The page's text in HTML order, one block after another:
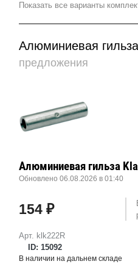
Показать все варианты
Алюминиевая гильза
предложения
Арт. klk222R
ID: 15092
Алюминиевая гильза
Обновлено 06.08.2026 в 01:40
154 ₽
В наличии на дальнем складе